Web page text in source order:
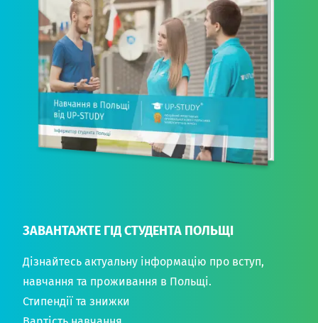
ЗАВАНТАЖТЕ ГІД СТУДЕНТА ПОЛЬЩІ
Дізнайтесь актуальну інформацію про вступ,
навчання та проживання в Польщі.
Стипендії та знижки